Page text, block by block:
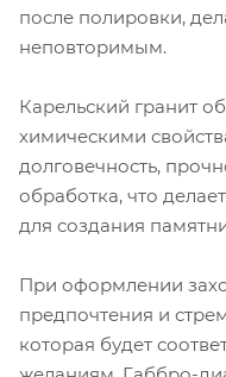
после полировки,
неповторимым.
Карельский гранит
химическими
долговечность,
обработка, что
для создания
При оформлении
предпочтения и
которая будет